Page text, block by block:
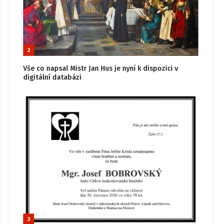
2
Vše co napsal Mistr Jan Hus je nyní k dispozici v
digitální databázi
3